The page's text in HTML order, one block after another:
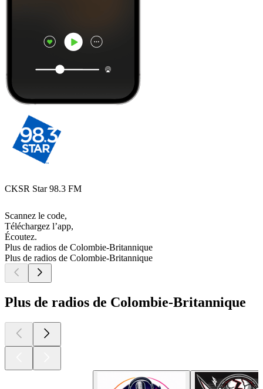
CKSR Star 98.3 FM
Scannez le code,
Téléchargez l’app,
Écoutez.
Plus de radios de Colombie-Britannique
Plus de radios de Colombie-Britannique
Plus de radios de Colombie-Britannique